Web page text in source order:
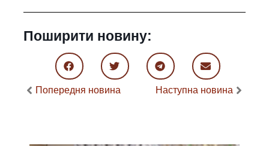
Поширити новину:
Попередня новина Наступна новина